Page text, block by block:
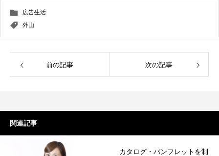
広告生活
外山
前の記事 次の記事
関連記事
カタログ・パンフレットを制